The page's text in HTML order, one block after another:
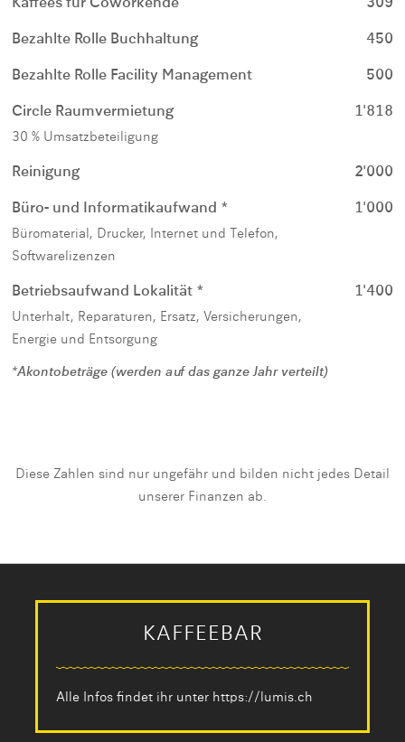
Kaffees für Coworkende 309
Bezahlte Rolle Buchhaltung 450
Bezahlte Rolle Facility Management 500
Circle Raumvermietung 1'818
30 % Umsatzbeteiligung
Reinigung 2'000
Büro- und Informatikaufwand * 1'000
Büromaterial, Drucker, Internet und Telefon,
Softwarelizenzen
Betriebsaufwand Lokalität * 1'400
Unterhalt, Reparaturen, Ersatz, Versicherungen,
Energie und Entsorgung
*Akontobeträge (werden auf das ganze Jahr verteilt)
Diese Zahlen sind nur ungefähr und bilden nicht jedes Detail
unserer Finanzen ab.
KAFFEEBAR
Alle Infos findet ihr unter https://lumis.ch